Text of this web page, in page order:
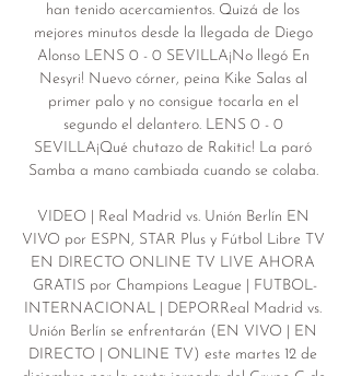
han tenido acercamientos. Quizá de los
mejores minutos desde la llegada de Diego
Alonso LENS 0 - 0 SEVILLA¡No llegó En
Nesyri! Nuevo córner, peina Kike Salas al
primer palo y no consigue tocarla en el
segundo el delantero. LENS 0 - 0
SEVILLA¡Qué chutazo de Rakitic! La paró
Samba a mano cambiada cuando se colaba.
VIDEO | Real Madrid vs. Unión Berlín EN
VIVO por ESPN, STAR Plus y Fútbol Libre TV
EN DIRECTO ONLINE TV LIVE AHORA
GRATIS por Champions League | FUTBOL-
INTERNACIONAL | DEPORReal Madrid vs.
Unión Berlín se enfrentarán (EN VIVO | EN
DIRECTO | ONLINE TV) este martes 12 de